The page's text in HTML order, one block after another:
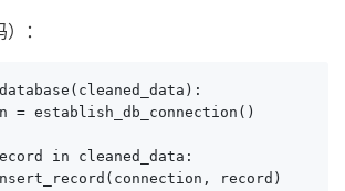
：
= establish_db_connection()
in cleaned_data:
record)